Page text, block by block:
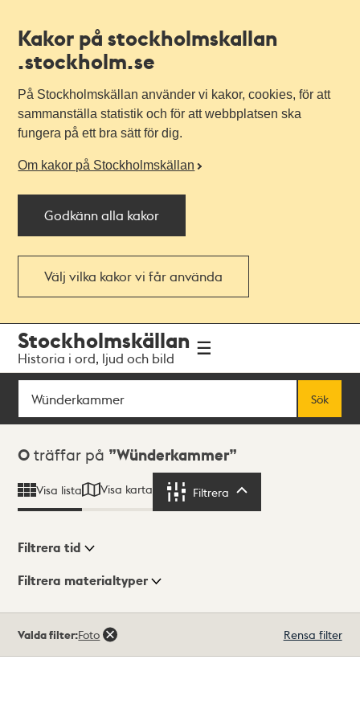
Kakor på stockholmskallan
.stockholm.se
På Stockholmskällan använder vi kakor, cookies, för att
sammanställa statistik och för att webbplatsen ska
fungera på ett bra sätt för dig.
Om kakor på Stockholmskällan
Godkänn alla kakor
Välj vilka kakor vi får använda
navigationen
huvudinnehållet
Stockholmskällan
Historia i ord, ljud och bild
Sök
Sök
Sökresultat
0 träffar på Wünderkammer
Visa lista Visa karta Filtrera
Visningsläge
Filtrera tid
Filtrera materialtyper
träffar
Valda filter:Foto Rensa filter